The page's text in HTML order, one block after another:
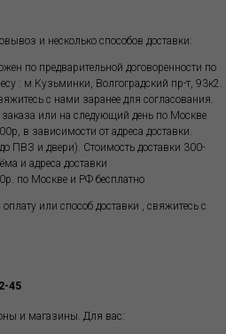
и несколько способов доставки:
по предварительной договоренности по
: м.Кузьминки, Волгоградский пр-т, 93к2.
с нами заранее для согласования.
заказа или на следующий день по Москве
в зависимости от адреса доставки.
ПВЗ и двери). Стоимость доставки 300-
и адреса доставки
по Москве и РФ бесплатно
или способ доставки , свяжитесь с
45
и магазины. Для вас: